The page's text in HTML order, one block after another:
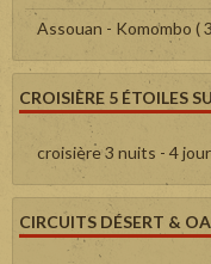
Assouan - Komombo (
CROISIÈRE 5 ÉTOILES
croisière 3 nuits - 4
CIRCUITS DÉSERT &